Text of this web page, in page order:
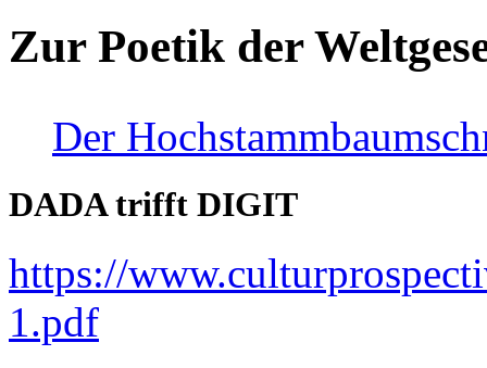
Zur Poetik der
Der
DADA trifft DIGIT
https://
1.pdf